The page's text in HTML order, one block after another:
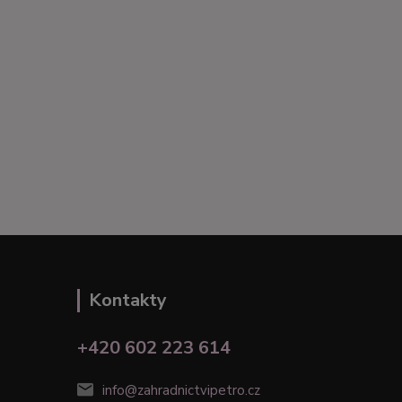
Kontakty
+420 602 223 614
info@zahradnictvipetro.cz